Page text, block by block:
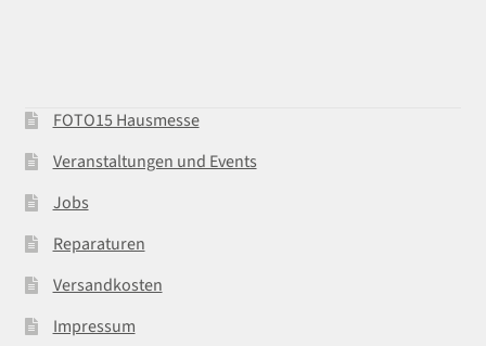
FOTO15 Hausmesse
Veranstaltungen und Events
Jobs
Reparaturen
Versandkosten
Impressum